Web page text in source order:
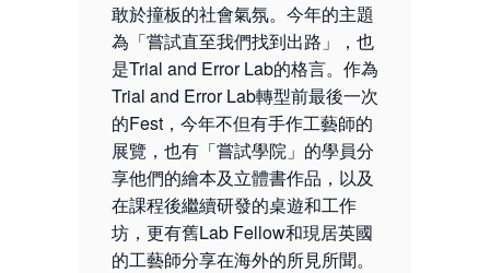
敢於撞板的社會氣氛。今年的主題
為「嘗試直至我們找到出路」，也
是Trial and Error Lab的格言。作為
Trial and Error Lab轉型前最後一次
的Fest，今年不但有手作工藝師的
展覽，也有「嘗試學院」的學員分
享他們的繪本及立體書作品，以及
在課程後繼續研發的桌遊和工作
坊，更有舊Lab Fellow和現居英國
的工藝師分享在海外的所見所聞。